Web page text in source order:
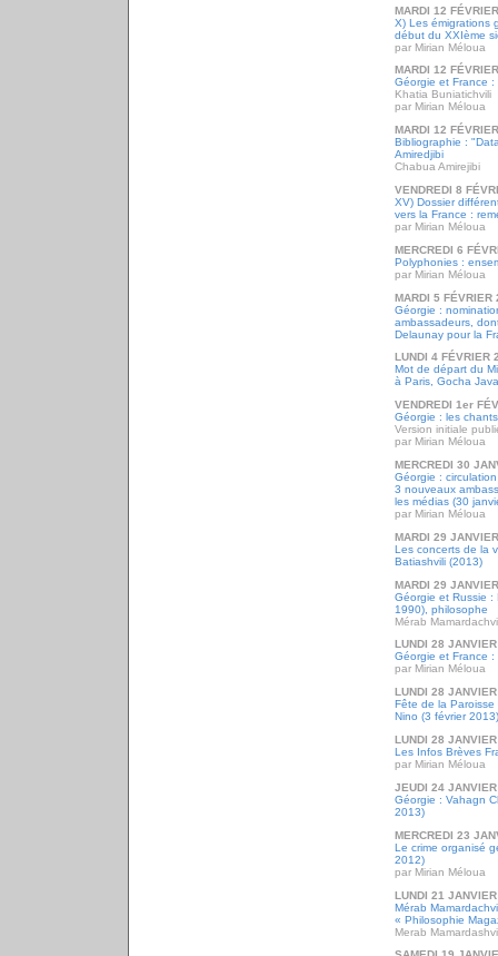
MARDI 12
X) Les émigrations
début du XXIème
par Mirian Méloua
MARDI 12
Géorgie et France
Khatia Buniatichvili
par Mirian Méloua
MARDI 12
Bibliographie :
Amiredjibi
Chabua Amirejibi
VENDREDI 8
XV) Dossier
vers la France :
par Mirian Méloua
MERCREDI 6
Polyphonies :
par Mirian Méloua
MARDI 5 FÉVRIER
Géorgie :
ambassadeurs,
Delaunay pour la
LUNDI 4 FÉVRIER
Mot de départ du
à Paris, Gocha
VENDREDI 1er
Géorgie : les
Version initiale
par Mirian Méloua
MERCREDI 30
Géorgie :
3 nouveaux
les médias (30
par Mirian Méloua
MARDI 29
Les concerts de la
Batiashvili (2013)
MARDI 29
Géorgie et Russie :
1990), philosophe
Mérab
LUNDI 28
Géorgie et France :
par Mirian Méloua
LUNDI 28
Fête de la
Nino (3 février 2013)
LUNDI 28
Les Infos Brèves
par Mirian Méloua
JEUDI 24
Géorgie : Vahagn
2013)
MERCREDI 23
Le crime organisé
2012)
par Mirian Méloua
LUNDI 21
Mérab
« Philosophie
Merab